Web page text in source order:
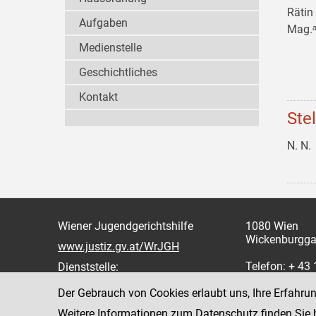
Rätin
N. N.
Aufgaben
Medienstelle
Geschichtliches
Kontakt
Wiener Jugendgerichtshilfe
www.justiz.gv.at/WrJGH
Dienststelle:
1080 Wien
Telefon: + 43
Fax: +43 1
Der Gebrauch von Cookies erlaubt uns, Ihre